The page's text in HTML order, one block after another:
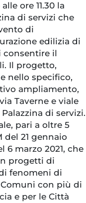
ore 11.30 la
di servizi che
di
edilizia di
consentire il
Il progetto,
nello specifico,
ampliamento,
Taverne e viale
di servizi.
pari a oltre 5
21 gennaio
6 marzo 2021, che
progetti di
fenomeni di
con più di
e per le Città